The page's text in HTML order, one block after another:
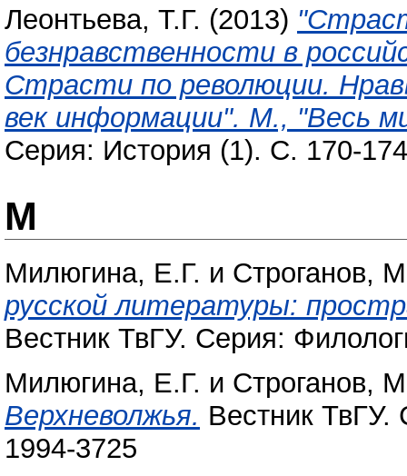
Леонтьева, Т.Г. (2013)
безнравственности в
Страсти по революции.
век информации". М., "Весь
Серия: История (1). С. 170-
М
Милюгина, Е.Г. и Строганов,
русской литературы:
Вестник ТвГУ. Серия:
Милюгина, Е.Г. и Строганов,
Верхневолжья. Вестник
1994-3725